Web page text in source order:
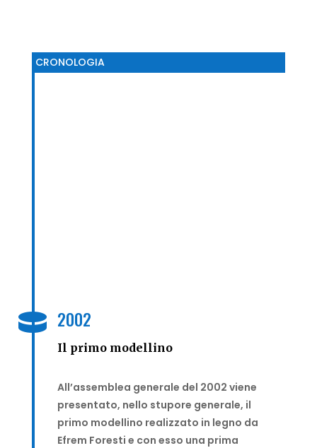
CRONOLOGIA
 2002
Il primo modellino
All’assemblea generale del 2002 viene
presentato, nello stupore generale, il
primo modellino realizzato in legno da
Efrem Foresti e con esso una prima